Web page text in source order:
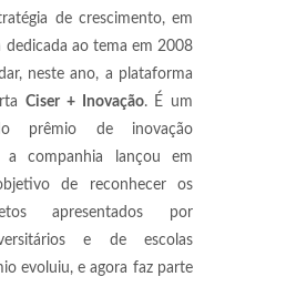
de crescimento, em
dedicada ao tema em 2008
neste ano, a plataforma
Ciser + Inovação. É um
prêmio de inovação
a companhia lançou em
de reconhecer os
apresentados por
e de escolas
evoluiu, e agora faz parte